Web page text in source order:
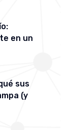
en un
sus
(y